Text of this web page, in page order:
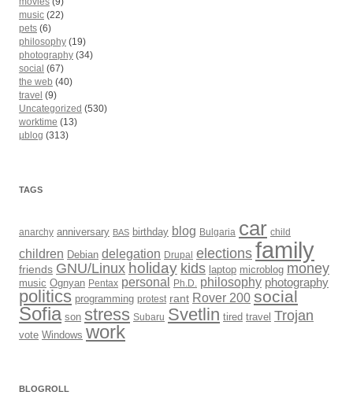
music (22)
pets (6)
philosophy (19)
photography (34)
social (67)
the web (40)
travel (9)
Uncategorized (530)
worktime (13)
µblog (313)
TAGS
anarchy anniversary BAS birthday blog Bulgaria car child
children Debian delegation Drupal elections family
friends GNU/Linux holiday kids laptop microblog money
music Ognyan Pentax personal Ph.D. philosophy photography
politics programming protest rant Rover 200 social
Sofia son stress Subaru Svetlin tired travel Trojan
vote Windows work
BLOGROLL